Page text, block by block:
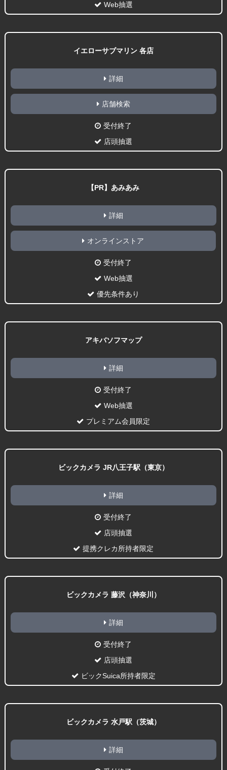
Web抽選
イエローサブマリン 各店
詳細
店舗検索
受付終了
店頭抽選
【PR】あみあみ
詳細
オンラインストア
受付終了
Web抽選
優先条件あり
アキバソフマップ
詳細
受付終了
Web抽選
プレミアム会員限定
ビックカメラ JR八王子駅（東京）
詳細
受付終了
店頭抽選
提携クレカ所持者限定
ビックカメラ 藤沢（神奈川）
詳細
受付終了
店頭抽選
ビックSuica所持者限定
ビックカメラ 水戸駅（茨城）
詳細